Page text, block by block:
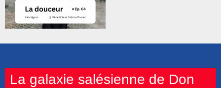
La galaxie salésienne de Don